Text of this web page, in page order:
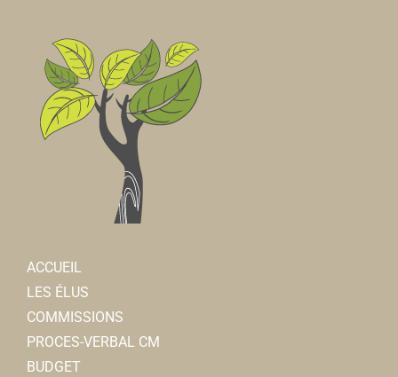
ACCUEIL
LES ÉLUS
COMMISSIONS
PROCES-VERBAL CM
BUDGET